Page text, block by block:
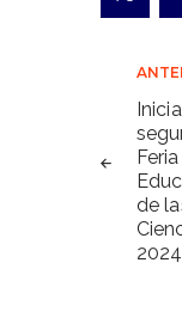
de
Feria
de
2024